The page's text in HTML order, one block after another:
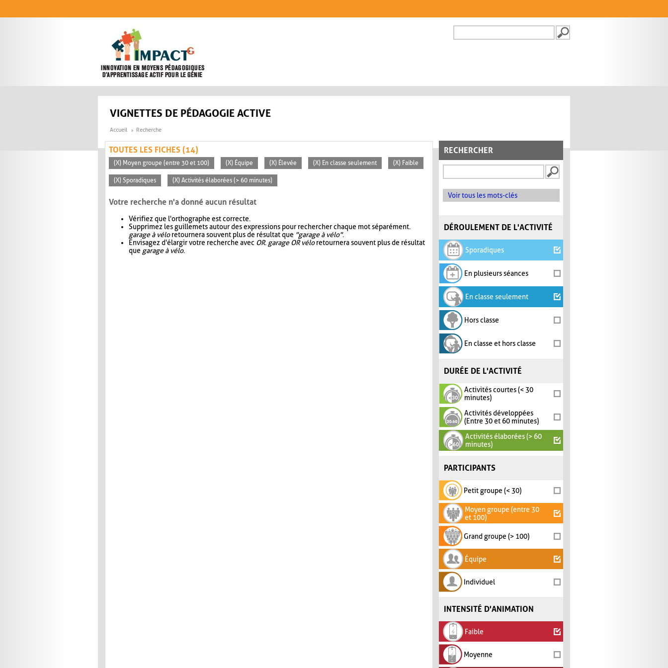
FORMULAIRE DE
VIGNETTES DE PÉDAGOGIE ACTIVE
Accueil Recherche
RECHERCHER
Voir tous les mots-clés
DÉROULEMENT DE L'ACTIVITÉ
Sporadiques
En plusieurs séances
En classe seulement
Hors classe
En classe et hors classe
DURÉE DE L'ACTIVITÉ
Activités courtes (< 30
minutes)
Activités développées
(Entre 30 et 60 minutes)
Activités élaborées (> 60
minutes)
PARTICIPANTS
Petit groupe (< 30)
Moyen groupe (entre 30
et 100)
Grand groupe (> 100)
Équipe
Individuel
INTENSITÉ D'ANIMATION
Faible
Moyenne
TOUTES LES FICHES (14)
(X) Moyen groupe (entre 30 et 100) (X) Équipe (X) Élevée (X) En classe seulement (X) Faible
(X) Sporadiques (X) Activités élaborées (> 60 minutes)
Votre recherche n'a donné aucun résultat
Vérifiez que l'orthographe est correcte.
Supprimez les guillemets autour des expressions pour rechercher chaque mot séparément.
garage à véloretournera souvent plus de résultat que "garage à vélo".
Envisagez d'élargir votre recherche avec OR. garage OR véloretournera souvent plus de résultat
que garage à vélo.